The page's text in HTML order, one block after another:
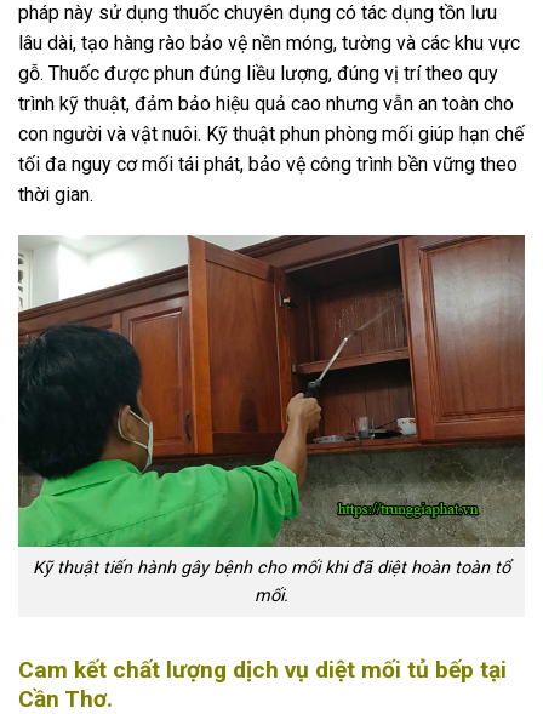
pháp này sử dụng thuốc chuyên dụng có tác dụng tồn lưu
lâu dài, tạo hàng rào bảo vệ nền móng, tường và các khu vực
gỗ. Thuốc được phun đúng liều lượng, đúng vị trí theo quy
trình kỹ thuật, đảm bảo hiệu quả cao nhưng vẫn an toàn cho
con người và vật nuôi. Kỹ thuật phun phòng mối giúp hạn chế
tối đa nguy cơ mối tái phát, bảo vệ công trình bền vững theo
thời gian.
Kỹ thuật tiến hành gây bệnh cho mối khi đã diệt hoàn toàn tổ
mối.
Cam kết chất lượng dịch vụ diệt mối tủ bếp tại
Cần Thơ.